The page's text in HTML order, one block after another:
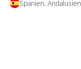
Spanien, Andalusien